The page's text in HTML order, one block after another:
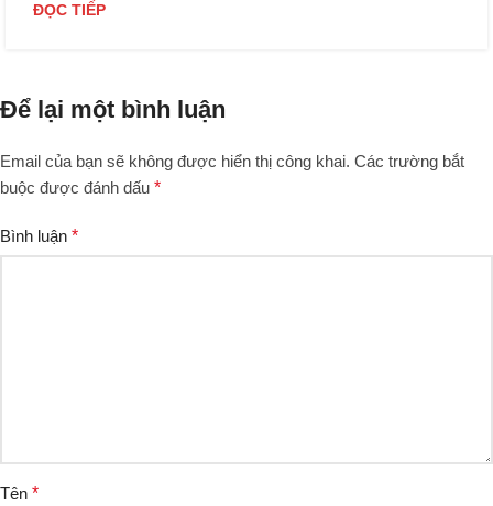
ĐỌC TIẾP
Để lại một bình luận
Email của bạn sẽ không được hiển thị công khai. Các trường bắt
buộc được đánh dấu *
Bình luận *
Tên *